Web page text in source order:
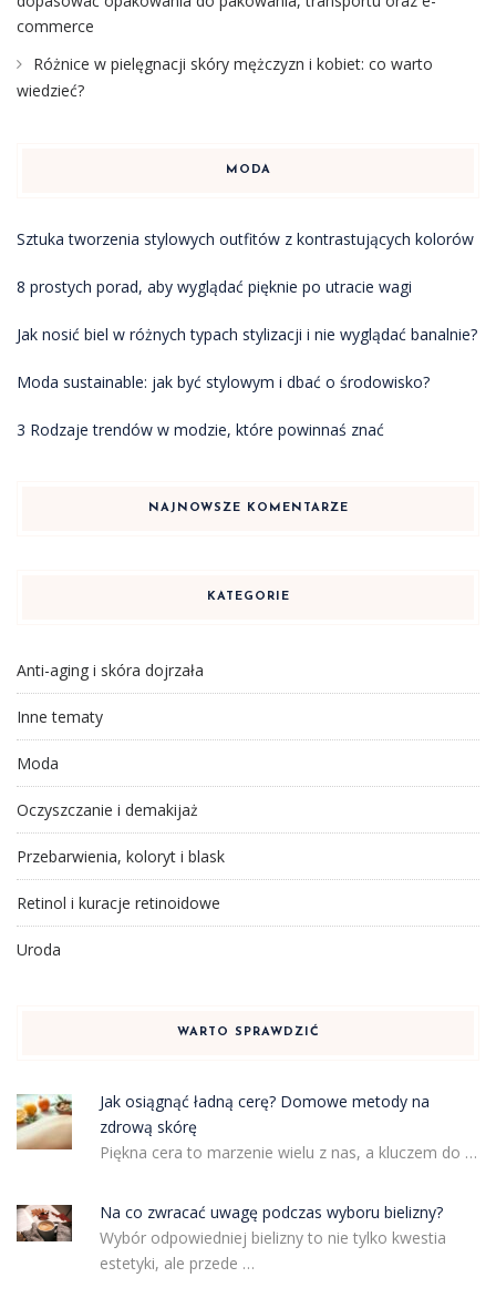
commerce
Różnice w pielęgnacji skóry mężczyzn i kobiet: co warto
wiedzieć?
MODA
Sztuka tworzenia stylowych outfitów z kontrastujących kolorów
8 prostych porad, aby wyglądać pięknie po utracie wagi
Jak nosić biel w różnych typach stylizacji i nie wyglądać banalnie?
Moda sustainable: jak być stylowym i dbać o środowisko?
3 Rodzaje trendów w modzie, które powinnaś znać
NAJNOWSZE KOMENTARZE
KATEGORIE
Anti-aging i skóra dojrzała
Inne tematy
Moda
Oczyszczanie i demakijaż
Przebarwienia, koloryt i blask
Retinol i kuracje retinoidowe
Uroda
WARTO SPRAWDZIĆ
Jak osiągnąć ładną cerę? Domowe metody na
zdrową skórę
Piękna cera to marzenie wielu z nas, a kluczem do …
Na co zwracać uwagę podczas wyboru bielizny?
Wybór odpowiedniej bielizny to nie tylko kwestia
estetyki, ale przede …